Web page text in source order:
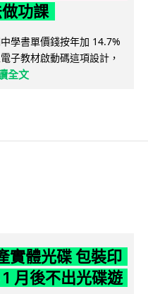
功課
學書單價錢按年加 14.7%
子教材啟動碼這項設計，
全文
實體光碟 包裝印
月後不出光碟遊